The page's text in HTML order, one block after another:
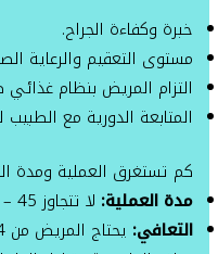
خبرة وكفاءة الجراح.
مستوى التعقيم والرعاية
التزام المريض بنظام
المتابعة الدورية مع الطبيب
كم تستغرق العملية ومدة
مدة العملية: لا تتجاوز 45 – 60 دقيقة.
التعافي: